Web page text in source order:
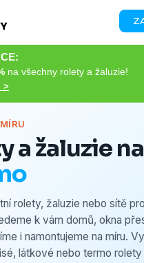
na všechny rolety a žaluzie!
>
a žaluzie
rolety, žaluzie nebo sítě
k vám domů, okna
i namontujeme na míru.
látkové nebo termo